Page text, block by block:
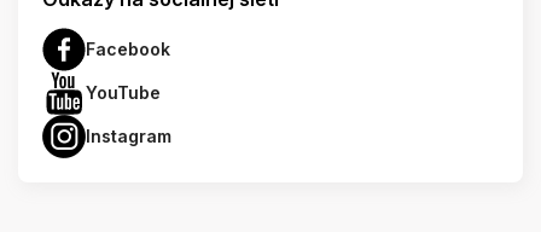
Facebook
YouTube
Instagram